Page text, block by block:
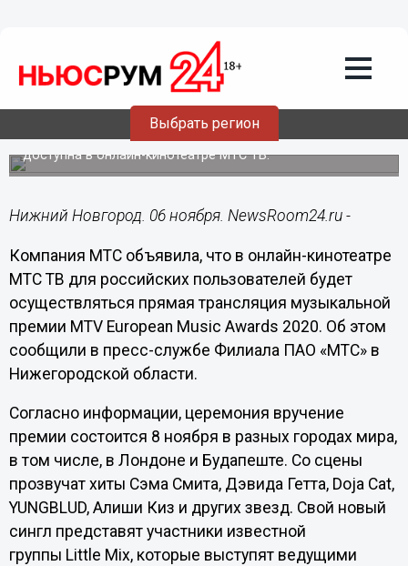
Выбрать регион
Нижегородцы смогут увидеть прямую
трансляцию премии MTV European
Music Awards 2020
Церемония состоится 8 ноября, трансляция будет
доступна в онлайн-кинотеатре МТС ТВ.
Нижний Новгород. 06 ноября. NewsRoom24.ru -
Компания МТС объявила, что в онлайн-кинотеатре
МТС ТВ для российских пользователей будет
осуществляться прямая трансляция музыкальной
премии MTV European Music Awards 2020. Об этом
сообщили в пресс-службе Филиала ПАО «МТС» в
Нижегородской области.
Согласно информации, церемония вручение
премии состоится 8 ноября в разных городах мира,
в том числе, в Лондоне и Будапеште. Со сцены
прозвучат хиты Сэма Смита, Дэвида Гетта, Doja Cat,
YUNGBLUD, Алиши Киз и других звезд. Свой новый
сингл представят участники известной
группы Little Mix, которые выступят ведущими